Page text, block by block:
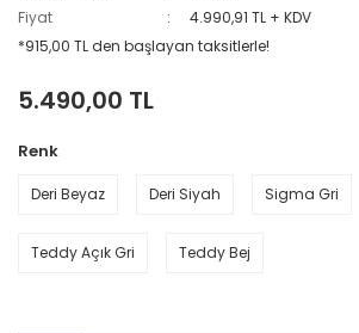
Fiyat
4.990,91 TL + KDV
*915,00 TL den başlayan taksitlerle!
5.490,00 TL
Renk
Deri Beyaz Deri Siyah Sigma Gri
Teddy Açık Gri Teddy Bej